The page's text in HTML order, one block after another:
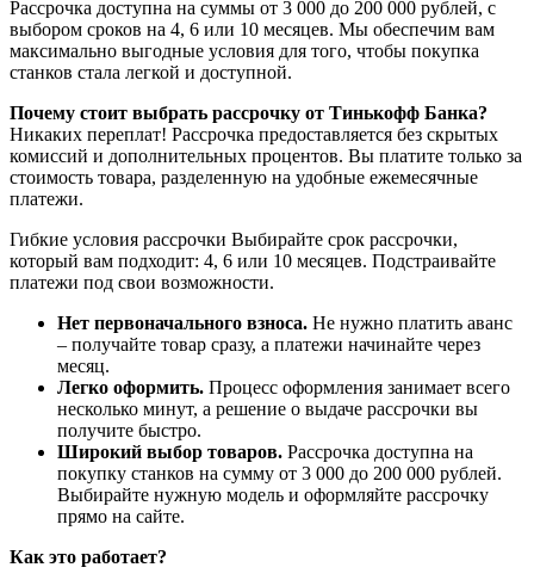
Рассрочка доступна на суммы от 3 000 до 200 000 рублей, с
выбором сроков на 4, 6 или 10 месяцев. Мы обеспечим вам
максимально выгодные условия для того, чтобы покупка
станков стала легкой и доступной.
Почему стоит выбрать рассрочку от Тинькофф Банка?
Никаких переплат! Рассрочка предоставляется без скрытых
комиссий и дополнительных процентов. Вы платите только за
стоимость товара, разделенную на удобные ежемесячные
платежи.
Гибкие условия рассрочки Выбирайте срок рассрочки,
который вам подходит: 4, 6 или 10 месяцев. Подстраивайте
платежи под свои возможности.
Нет первоначального взноса. Не нужно платить аванс
– получайте товар сразу, а платежи начинайте через
месяц.
Легко оформить. Процесс оформления занимает всего
несколько минут, а решение о выдаче рассрочки вы
получите быстро.
Широкий выбор товаров. Рассрочка доступна на
покупку станков на сумму от 3 000 до 200 000 рублей.
Выбирайте нужную модель и оформляйте рассрочку
прямо на сайте.
Как это работает?